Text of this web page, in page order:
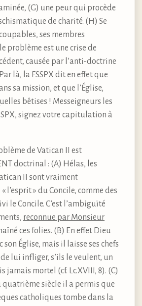
(G) une peur qui procède
de charité. (H) Se
ses membres
problème est une crise de
causée par l’anti-doctrine
là, la FSSPX dit en effet que
sa mission, et que l’Église,
bêtises ! Messeigneurs les
signez votre capitulation à
de Vatican II est
doctrinal : (A) Hélas, les
II sont vraiment
l’esprit » du Concile, comme des
le Concile. C’est l’ambiguïté
reconnue par Monsieur
ces folies. (B) En effet Dieu
Église, mais il laisse ses chefs
lui infliger, s’ils le veulent, un
jamais mortel (cf. Lc.XVIII, 8). (C)
quatrième siècle il a permis que
catholiques tombe dans la